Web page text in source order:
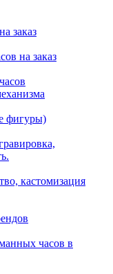
заказ
на заказ
фигуры)
кастомизация
часов в